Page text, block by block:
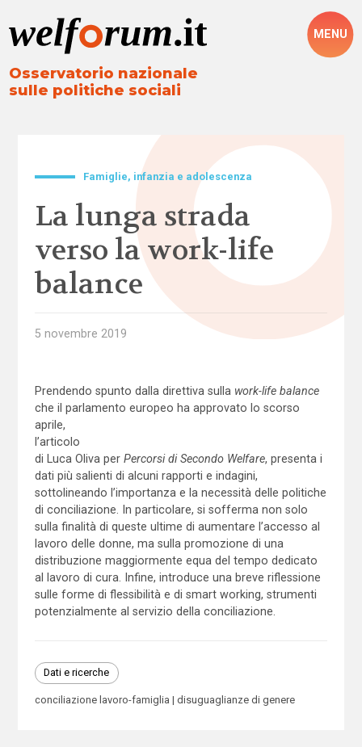
Osservatorio nazionale
sulle politiche sociali
MENU
Famiglie, infanzia e adolescenza
La lunga strada
verso la work-life
balance
5 novembre 2019
Prendendo spunto dalla direttiva sulla work-life balance
che il parlamento europeo ha approvato lo scorso
aprile,
l’articolo
di Luca Oliva per Percorsi di Secondo Welfare, presenta i
dati più salienti di alcuni rapporti e indagini,
sottolineando l’importanza e la necessità delle politiche
di conciliazione. In particolare, si sofferma non solo
sulla finalità di queste ultime di aumentare l’accesso al
lavoro delle donne, ma sulla promozione di una
distribuzione maggiormente equa del tempo dedicato
al lavoro di cura. Infine, introduce una breve riflessione
sulle forme di flessibilità e di smart working, strumenti
potenzialmente al servizio della conciliazione.
Dati e ricerche
conciliazione lavoro-famiglia disuguaglianze di genere